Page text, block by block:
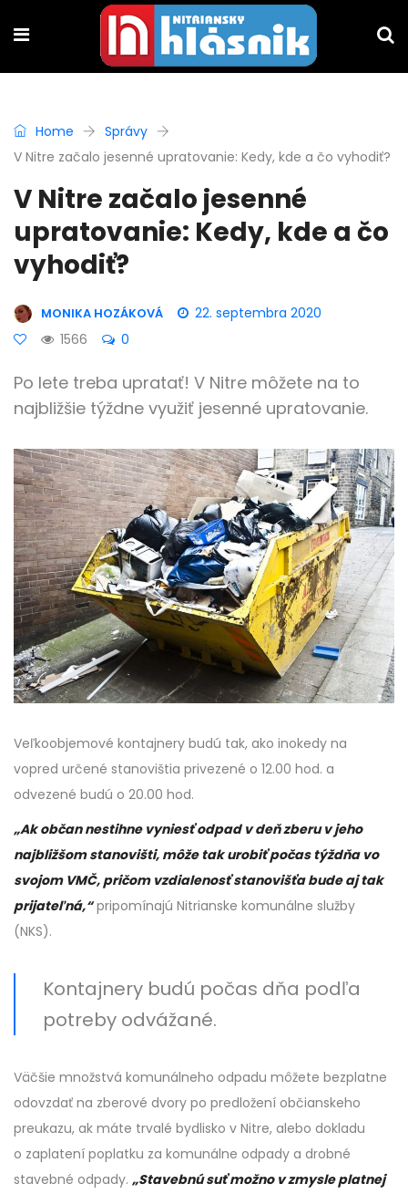
Home
Správy
V Nitre začalo jesenné upratovanie: Kedy, kde a čo vyhodiť?
V Nitre začalo jesenné
upratovanie: Kedy, kde a čo
vyhodiť?
MONIKA HOZÁKOVÁ
22. septembra 2020
1566
0
Po lete treba upratať! V Nitre môžete na to
najbližšie týždne využiť jesenné upratovanie.
Veľkoobjemové kontajnery budú tak, ako inokedy na
vopred určené stanovištia privezené o 12.00 hod. a
odvezené budú o 20.00 hod.
„Ak občan nestihne vyniesť odpad v deň zberu v jeho
najbližšom stanovišti, môže tak urobiť počas týždňa vo
svojom VMČ, pričom vzdialenosť stanovišťa bude aj tak
prijateľná,“pripomínajú Nitrianske komunálne služby
(NKS).
Kontajnery budú počas dňa podľa
potreby odvážané.
Väčšie množstvá komunálneho odpadu môžete bezplatne
odovzdať na zberové dvory po predložení občianskeho
preukazu, ak máte trvalé bydlisko v Nitre, alebo dokladu
o zaplatení poplatku za komunálne odpady a drobné
stavebné odpady. „Stavebnú suť možno v zmysle platnej